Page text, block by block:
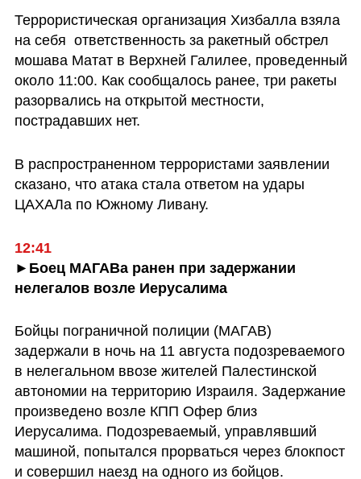
Террористическая организация Хизбалла взяла
на себя  ответственность за ракетный обстрел
мошава Матат в Верхней Галилее, проведенный
около 11:00. Как сообщалось ранее, три ракеты
разорвались на открытой местности,
пострадавших нет.
В распространенном террористами заявлении
сказано, что атака стала ответом на удары
ЦАХАЛа по Южному Ливану.
12:41
►Боец МАГАВа ранен при задержании
нелегалов возле Иерусалима
Бойцы пограничной полиции (МАГАВ)
задержали в ночь на 11 августа подозреваемого
в нелегальном ввозе жителей Палестинской
автономии на территорию Израиля. Задержание
произведено возле КПП Офер близ
Иерусалима. Подозреваемый, управлявший
машиной, попытался прорваться через блокпост
и совершил наезд на одного из бойцов.